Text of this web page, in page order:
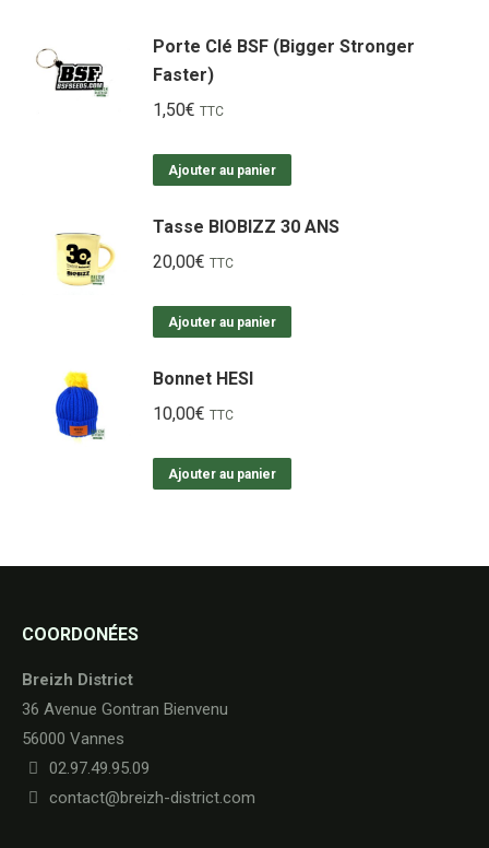
Porte Clé BSF (Bigger Stronger
Faster)
1,50€ TTC
Ajouter au panier
Tasse BIOBIZZ 30 ANS
20,00€ TTC
Ajouter au panier
Bonnet HESI
10,00€ TTC
Ajouter au panier
COORDONÉES
Breizh District
36 Avenue Gontran Bienvenu
56000 Vannes
02.97.49.95.09
contact@breizh-district.com